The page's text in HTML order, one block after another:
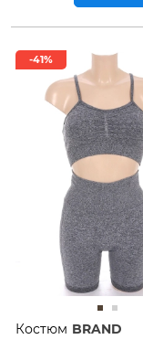
-41%
Костюм BRAND